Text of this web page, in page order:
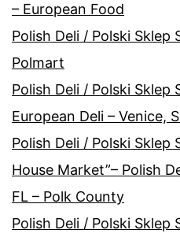
– European Food
Polish Deli / Polski
Polmart
Polish Deli / Polski
European Deli – Venice,
Polish Deli / Polski Sklep
House Market”– Polish
FL – Polk County
Polish Deli / Polski Sklep